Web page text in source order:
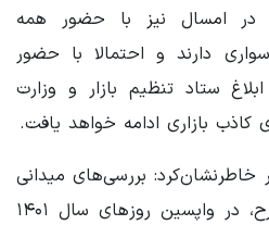
امسال نیز با حضور همه
سواری دارند و احتمالا با حضور
ستاد تنظیم بازار و وزارت
بازاری ادامه خواهد یافت.
بررسی‌های میدانی
نشان داد با اجرای این طرح، در واپسین روزهای سال ۱۴۰۱